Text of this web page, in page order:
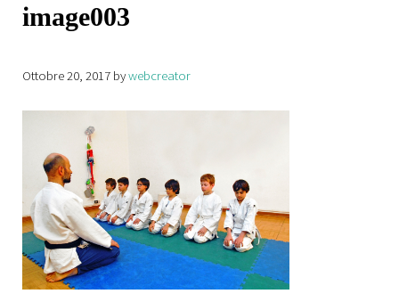
image003
Ottobre 20, 2017 bywebcreator